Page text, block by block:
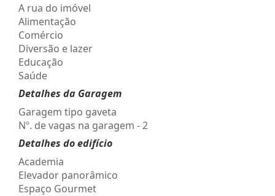
A rua do imóvel
Alimentação
Comércio
Diversão e lazer
Educação
Saúde
Detalhes da Garagem
Garagem tipo gaveta
Nº. de vagas na garagem - 2
Detalhes do edifício
Academia
Elevador panorâmico
Espaço Gourmet